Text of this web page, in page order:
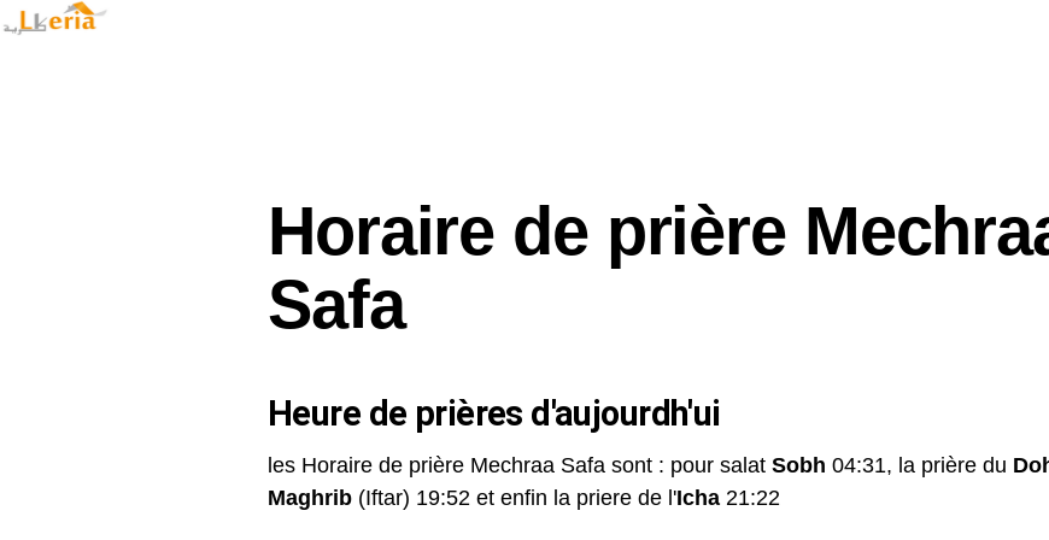
Horaire de prière
Safa
Heure de prières d'aujourdh'ui
les Horaire de prière Mechraa Safa sont : pour salat Sobh 04:31, la prière du
Maghrib (Iftar) 19:52 et enfin la priere de l'Icha 21:22